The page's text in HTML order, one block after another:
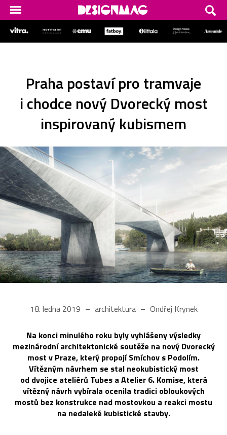
Praha postaví pro tramvaje
i chodce nový Dvorecký most
inspirovaný kubismem
18. ledna 2019 architektura Ondřej Krynek
Na konci minulého roku byly vyhlášeny výsledky
mezinárodní architektonické soutěže na nový Dvorecký
most v Praze, který propojí Smíchov s Podolím.
Vítězným návrhem se stal neokubistický most
od dvojice ateliérů Tubes a Atelier 6. Komise, která
vítězný návrh vybírala ocenila tradici obloukových
mostů bez konstrukce nad mostovkou a reakci mostu
na nedaleké kubistické stavby.